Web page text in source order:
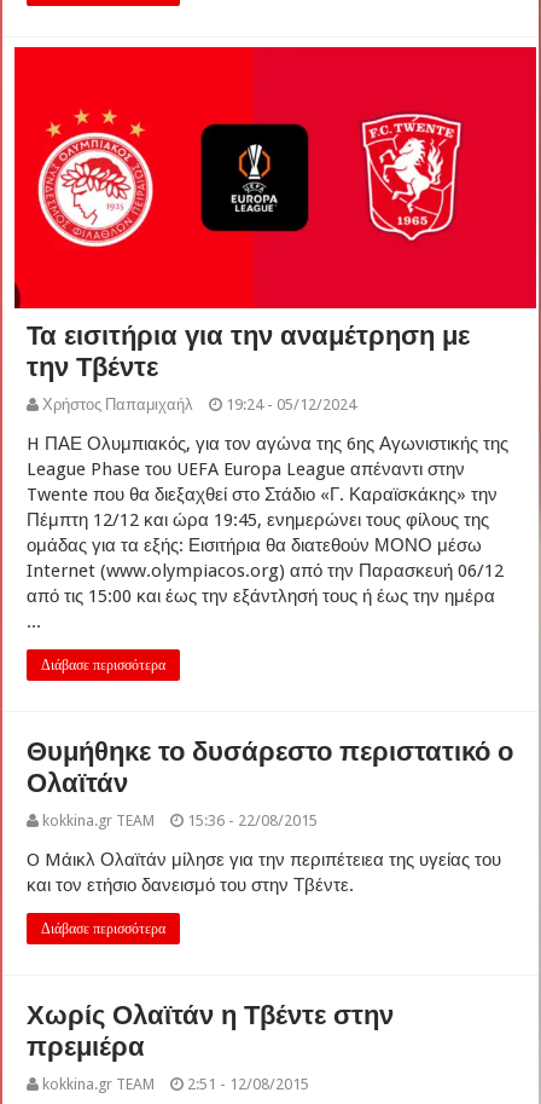
Τα εισιτήρια για την αναμέτρηση με
την Τβέντε
Χρήστος Παπαμιχαήλ 19:24 - 05/12/2024
H ΠΑΕ Ολυμπιακός, για τον αγώνα της 6ης Αγωνιστικής της
League Phase του UEFA Europa League απέναντι στην
Twente που θα διεξαχθεί στο Στάδιο «Γ. Καραϊσκάκης» την
Πέμπτη 12/12 και ώρα 19:45, ενημερώνει τους φίλους της
ομάδας για τα εξής: Εισιτήρια θα διατεθούν ΜΟΝΟ μέσω
Internet (www.olympiacos.org) από την Παρασκευή 06/12
από τις 15:00 και έως την εξάντλησή τους ή έως την ημέρα
...
Διάβασε περισσότερα
Θυμήθηκε το δυσάρεστο περιστατικό ο
Ολαϊτάν
kokkina.gr TEAM 15:36 - 22/08/2015
O Mάικλ Ολαϊτάν μίλησε για την περιπέτειεα της υγείας του
και τον ετήσιο δανεισμό του στην Τβέντε.
Διάβασε περισσότερα
Χωρίς Ολαϊτάν η Τβέντε στην
πρεμιέρα
kokkina.gr TEAM 2:51 - 12/08/2015